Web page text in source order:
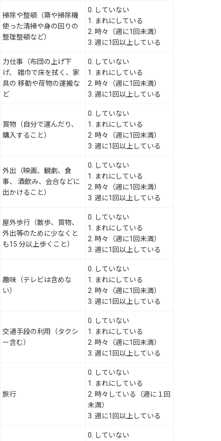
掃除や整頓（箒や掃除機
使った清掃や身の回りの
整理整頓など）
0. していない
1. まれにしている
2. 時々（週に1回未満）
3. 週に1回以上している
力仕事（布団の上げ下
げ、 雑巾で床を拭く、家
具の 移動や荷物の運搬な
ど
0. していない
1. まれにしている
2. 時々（週に1回未満）
3. 週に1回以上している
買物（自分で運んだり、
購入すること）
0. していない
1. まれにしている
2. 時々（週に1回未満）
3. 週に1回以上している
外出（映画、観劇、食
事、 酒飲み、会合などに
出かけること）
0. していない
1. まれにしている
2. 時々（週に1回未満）
3. 週に1回以上している
屋外歩行（散歩、買物、
外出等のために少なくと
も15 分以上歩くこと）
0. していない
1. まれにしている
2. 時々（週に1回未満）
3. 週に1回以上している
趣味（テレビは含めな
い）
0. していない
1. まれにしている
2. 時々（週に1回未満）
3. 週に1回以上している
交通手段の利用（タクシ
ー含む）
0. していない
1. まれにしている
2. 時々（週に1回未満）
3. 週に1回以上している
旅行
0. していない
1. まれにしている
2. 時々している（週に１回
未満）
3. 週に1回以上している
0. していない